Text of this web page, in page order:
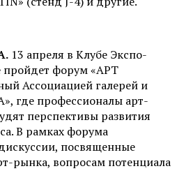
13 апреля в Клубе Экспо-
пройдет форум «АРТ
Ассоциацией галерей и
где профессионалы арт-
перспективы развития
В рамках форума
посвященные
рынка, вопросам потенциала